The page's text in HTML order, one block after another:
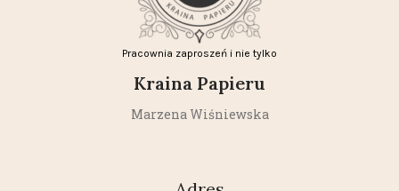
Pracownia zaproszeń i nie tylko
Kraina Papieru
Marzena Wiśniewska